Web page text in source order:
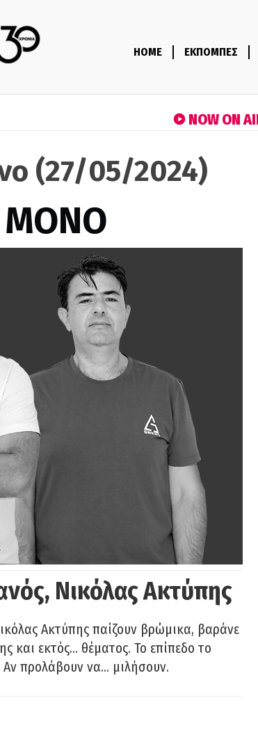
HOME ΕΚΠΟΜΠΕΣ
NOW ON
(27/05/2024)
ΜΟΝΟ
Νικόλας Ακτύπης
Ακτύπης παίζουν βρώμικα, βαράνε
και εκτός… θέματος. Το επίπεδο το
Αν προλάβουν να… μιλήσουν.